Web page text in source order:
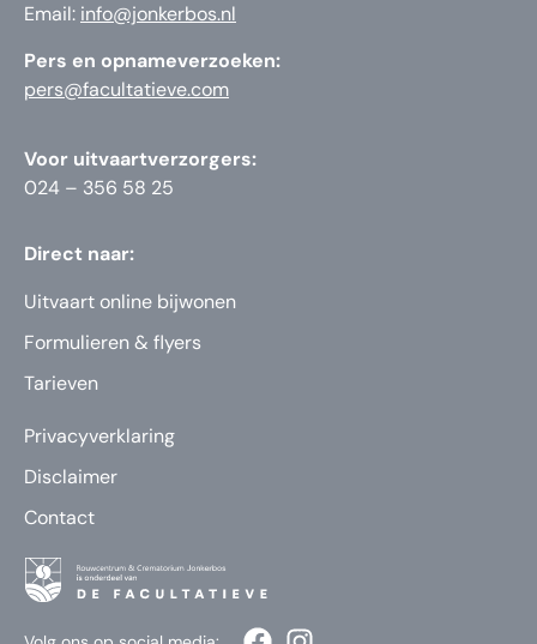
Email: info@jonkerbos.nl
Pers en opnameverzoeken:
pers@facultatieve.com
Voor uitvaartverzorgers:
024 – 356 58 25
Direct naar:
Uitvaart online bijwonen
Formulieren & flyers
Tarieven
Privacyverklaring
Disclaimer
Contact